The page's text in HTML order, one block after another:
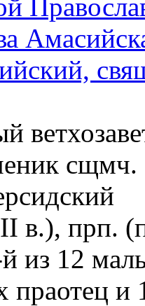
сщмч.
в.), прп.
из 12
праотец